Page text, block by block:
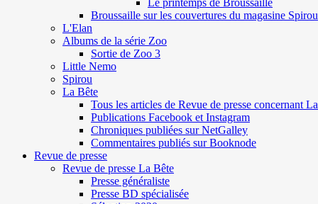
Broussaille sur les couvertures du magasine Spirou
L'Elan
Albums de la série Zoo
Sortie de Zoo 3
Little Nemo
Spirou
La Bête
Tous les articles de Revue de presse concernant
Publications Facebook et Instagram
Chroniques publiées sur NetGalley
Commentaires publiés sur Booknode
Revue de presse
Revue de presse La Bête
Presse généraliste
Presse BD spécialisée